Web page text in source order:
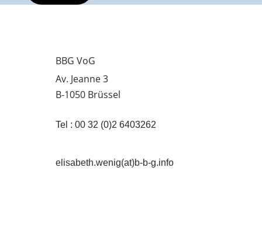
BBG VoG
Av. Jeanne 3
B-1050 Brüssel
Tel : 00 32 (0)2 6403262
elisabeth.wenig(at)b-b-g.info